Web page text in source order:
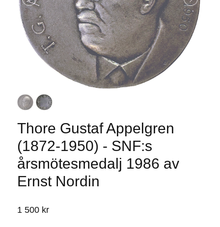
Thore Gustaf Appelgren
(1872-1950) - SNF:s
årsmötesmedalj 1986 av
Ernst Nordin
1 500 kr